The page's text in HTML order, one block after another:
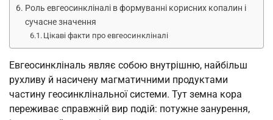
Роль евгеосинкліналі в формуванні корисних копалин і
сучасне значення
Цікаві факти про евгеосинкліналі
Евгеосинкліналь являє собою внутрішню, найбільш
рухливу й насичену магматичними продуктами
частину геосинклінальної системи. Тут земна кора
переживає справжній вир подій: потужне занурення,